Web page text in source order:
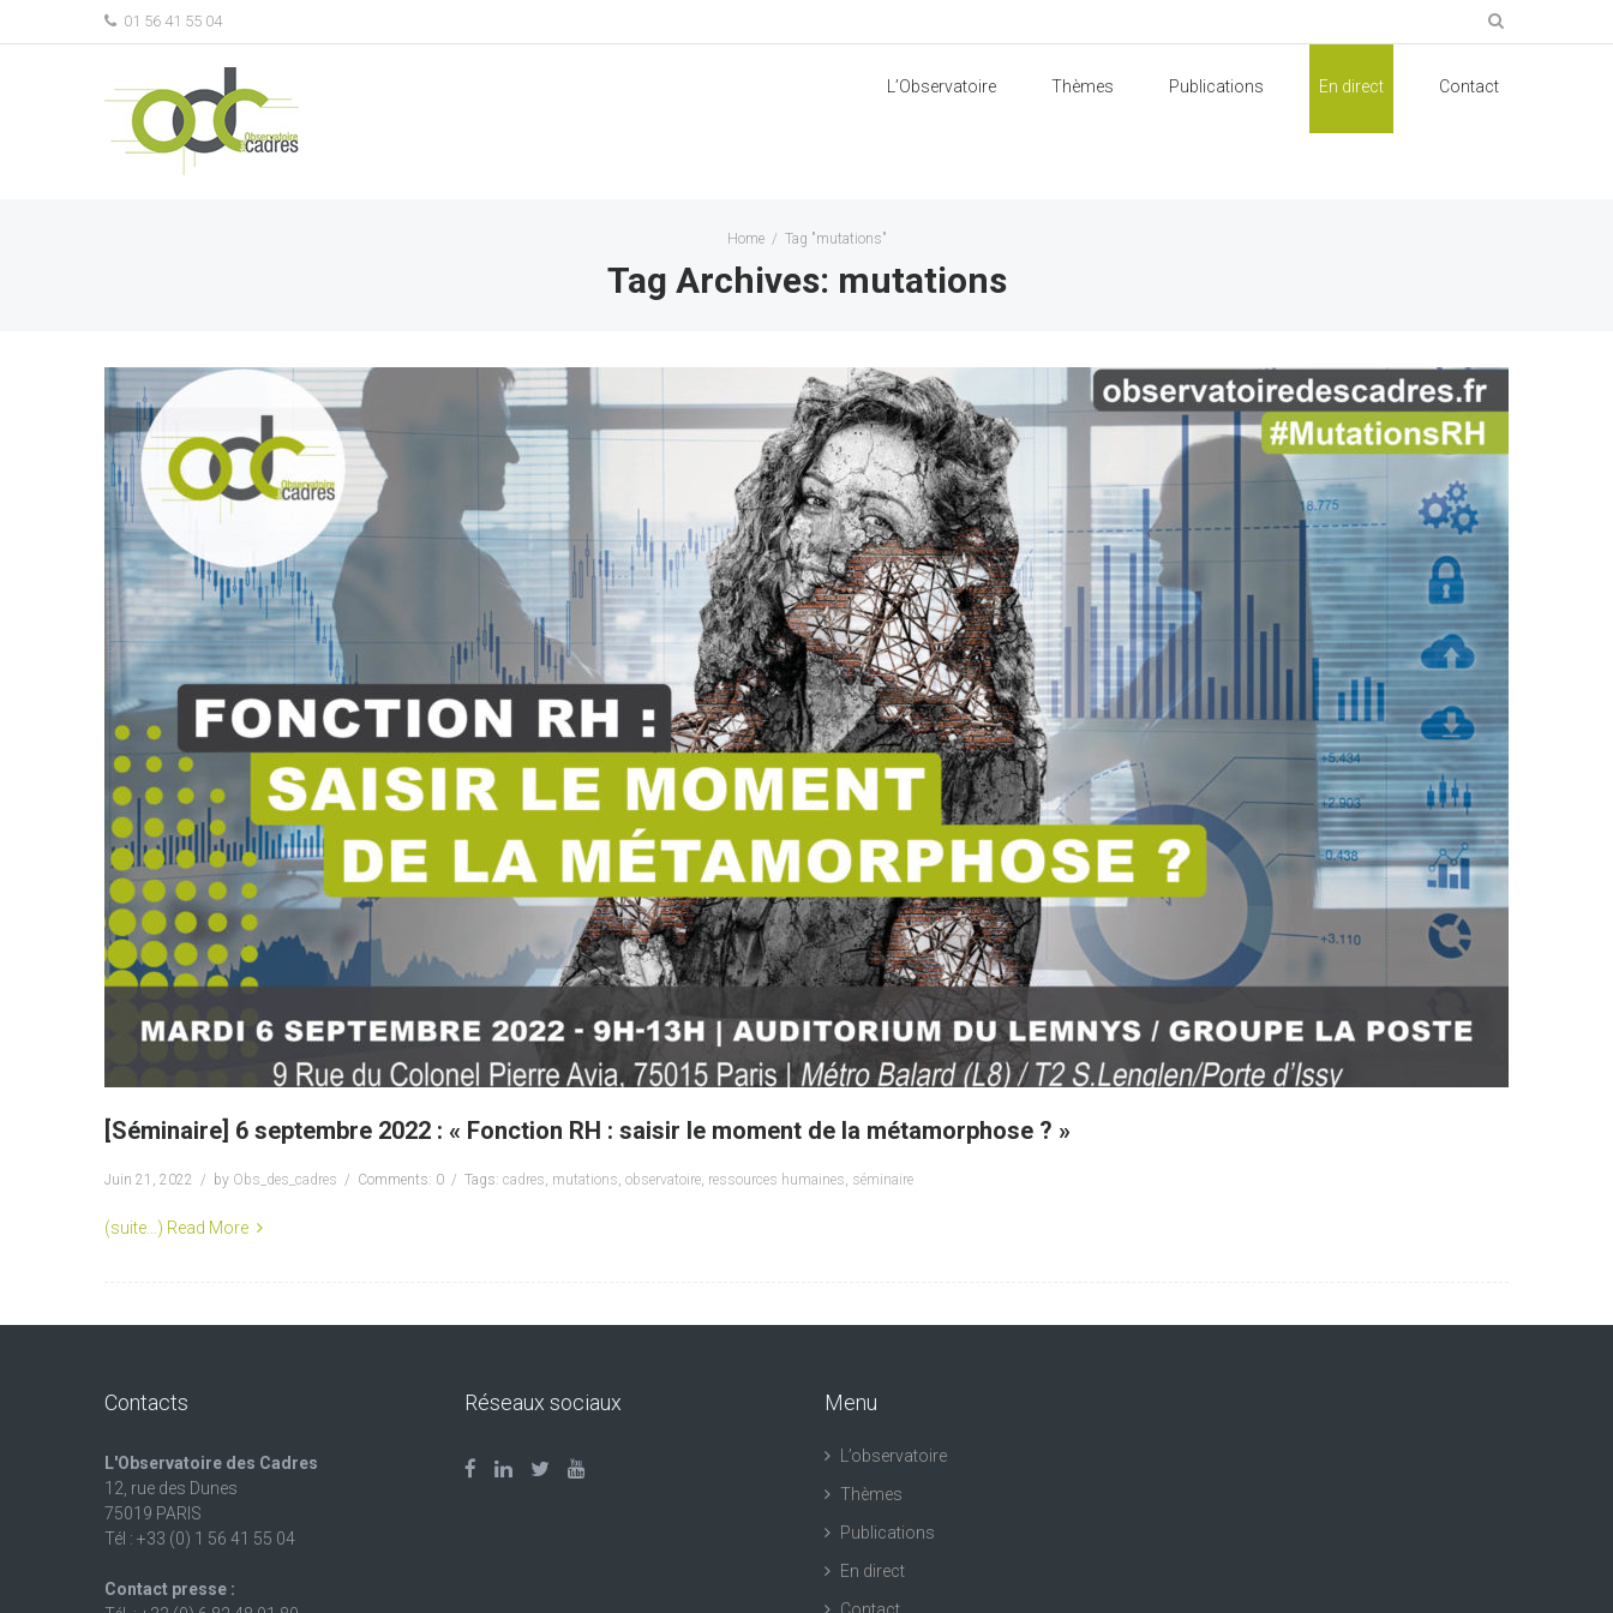
01 56 41 55 04
L’Observatoire Thèmes Publications En direct Contact
Home / Tag "mutations"
Tag Archives: mutations
[Séminaire] 6 septembre 2022 : « Fonction RH : saisir le moment de la métamorphose ? »
Juin 21, 2022 by Obs_des_cadres Comments: 0 Tags: cadres, mutations, observatoire, ressources humaines, séminaire
(suite…) Read More
Contacts
L'Observatoire des Cadres
12, rue des Dunes
75019 PARIS
Tél : +33 (0) 1 56 41 55 04
Contact presse :
Réseaux sociaux Menu
L’observatoire
Thèmes
Publications
En direct